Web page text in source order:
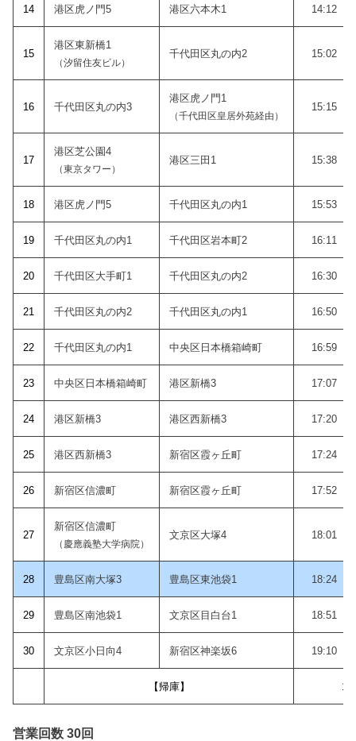
14 港区虎ノ門5 港区六本木1 14:12
15
港区東新橋1
（汐留住友ビル）
千代田区丸の内2 15:02
16 千代田区丸の内3
港区虎ノ門1
（千代田区皇居外苑経由）
15:15
17
港区芝公園4
（東京タワー）
港区三田1 15:38
18 港区虎ノ門5 千代田区丸の内1 15:53
19 千代田区丸の内1 千代田区岩本町2 16:11
20 千代田区大手町1 千代田区丸の内2 16:30
21 千代田区丸の内2 千代田区丸の内1 16:50
22 千代田区丸の内1 中央区日本橋箱崎町 16:59
23 中央区日本橋箱崎町 港区新橋3 17:07
24 港区新橋3 港区西新橋3 17:20
25 港区西新橋3 新宿区霞ヶ丘町 17:24
26 新宿区信濃町 新宿区霞ヶ丘町 17:52
27
新宿区信濃町
（慶應義塾大学病院）
文京区大塚4 18:01
28 豊島区南大塚3 豊島区東池袋1 18:24
29 豊島区南池袋1 文京区目白台1 18:51
30 文京区小日向4 新宿区神楽坂6 19:10
【帰庫】
営業回数 30回